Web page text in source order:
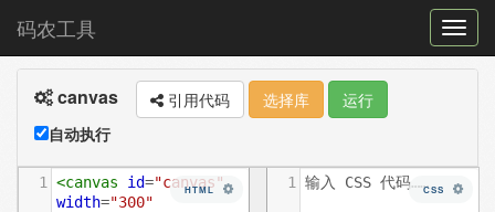
菜
单
码农工具
canvas 引用代码 选择库
运行
自动执行
1 <canvas id="canvas"
width="300"
HTML 输入 CSS 代码……
1 CSS